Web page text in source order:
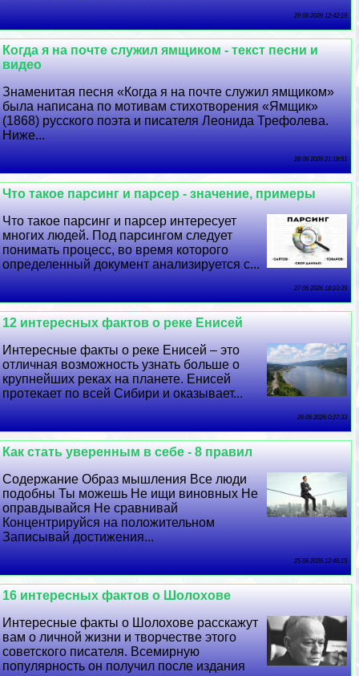
29 06 2026 12:42:19
Когда я на почте служил ямщиком - текст песни и
видео
Знаменитая песня «Когда я на почте служил ямщиком»
была написана по мотивам стихотворения «Ямщик»
(1868) русского поэта и писателя Леонида Трефолева.
Ниже...
28 06 2026 21:18:51
Что такое парсинг и парсер - значение, примеры
Что такое парсинг и парсер интересует
многих людей. Под парсингом следует
понимать процесс, во время которого
определенный документ анализируется с...
27 06 2026 18:23:39
12 интересных фактов о реке Енисей
Интересные факты о реке Енисей – это
отличная возможность узнать больше о
крупнейших реках на планете. Енисей
протекает по всей Сибири и оказывает...
26 06 2026 0:27:33
Как стать уверенным в себе - 8 правил
Содержание Образ мышления Все люди
подобны Ты можешь Не ищи виновных Не
оправдывайся Не сравнивай
Концентрируйся на положительном
Записывай достижения...
25 06 2026 12:46:15
16 интересных фактов о Шолохове
Интересные факты о Шолохове расскажут
вам о личной жизни и творчестве этого
советского писателя. Всемирную
популярность он получил после издания